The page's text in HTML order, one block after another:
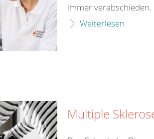
immer
Weiterlesen
Multiple